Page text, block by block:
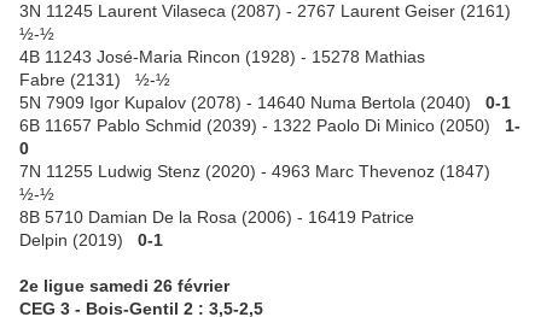
3N 11245 Laurent Vilaseca (2087) - 2767 Laurent Geiser (2161)
½-½
4B 11243 José-Maria Rincon (1928) - 15278 Mathias
Fabre (2131) ½-½
5N 7909 Igor Kupalov (2078) - 14640 Numa Bertola (2040) 0-1
6B 11657 Pablo Schmid (2039) - 1322 Paolo Di Minico (2050) 1-
0
7N 11255 Ludwig Stenz (2020) - 4963 Marc Thevenoz (1847)
½-½
8B 5710 Damian De la Rosa (2006) - 16419 Patrice
Delpin (2019) 0-1
2e ligue samedi 26 février
CEG 3 - Bois-Gentil 2 : 3,5-2,5